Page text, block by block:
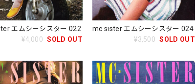
エムシーシスター 022
¥4,000 SOLD OUT
mc sister エムシーシスター 024
¥3,500 SOLD OUT